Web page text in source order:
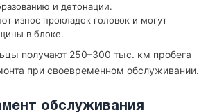
и детонации.
износ прокладок головок и могут
в блоке.
получают 250–300 тыс. км пробега
при своевременном обслуживании.
обслуживания